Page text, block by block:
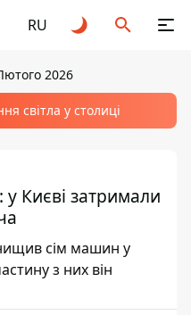
RU
2026
світла у столиці
Києві затримали
сім машин у
з них він